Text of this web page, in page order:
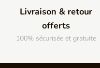
Livraison & retour
offerts
100% sécurisée et gratuite